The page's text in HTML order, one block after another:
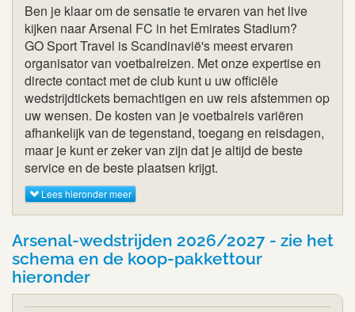
Ben je klaar om de sensatie te ervaren van het live
kijken naar Arsenal FC in het Emirates Stadium?
GO Sport Travel is Scandinavië's meest ervaren
organisator van voetbalreizen. Met onze expertise en
directe contact met de club kunt u uw officiële
wedstrijdtickets bemachtigen en uw reis afstemmen op
uw wensen. De kosten van je voetbalreis variëren
afhankelijk van de tegenstand, toegang en reisdagen,
maar je kunt er zeker van zijn dat je altijd de beste
service en de beste plaatsen krijgt.
Lees hieronder meer
Arsenal-wedstrijden 2026/2027 - zie het
schema en de koop-pakkettour
hieronder